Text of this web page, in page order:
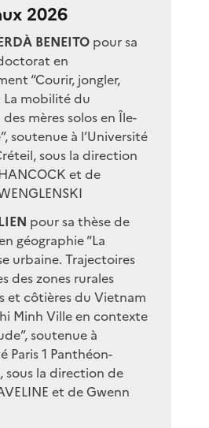
2026
BENEITO pour sa
en
“Courir, jongler,
La mobilité du
mères solos en Île-
soutenue à l’Université
sous la direction
et de
pour sa thèse de
géographie “La
urbaine. Trajectoires
des zones rurales
et côtières du Vietnam
Minh Ville en contexte
soutenue à
Paris 1 Panthéon-
sous la direction de
et de Gwenn